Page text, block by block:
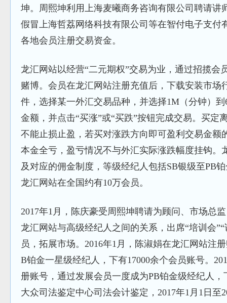
坤。周熙坤利用上海麦曦商务咨询有限公司聘请讲
假冒上海哲荔网络科技有限公司等在智付电子支付
各地会员注册交易资金。
龙汇网站以经营“二元期权”交易为业，通过招揽会
赌博。会员在龙汇网站注册充值后，下载安装市场
件，选择某一外汇交易品种，并选择1M（分钟）
金额，并点击“买涨”或“买跌”按钮完成交易。买定
不能止损止盈，若买对涨跌方向即可盈利交易金额
本金全亏，盈亏情况不与外汇实际涨跌幅度挂钩。
及对应的佣金制度，等级经纪人包括SB银级至PB
龙汇网站在全国约有10万会员。
2017年1月，陈庆豪受周熙坤聘请为顾问、市场总
龙汇网站与高级经纪人之间的关系，出席“培训会
员，拓展市场。2016年1月，陈淑娟在龙汇网站注
B铂金一星级经纪人，下有17000余个会员账号。
册账号，通过发展会员一度成为PB铂金级经纪人
大众司法鉴定中心司法会计鉴定，2017年1月1日至